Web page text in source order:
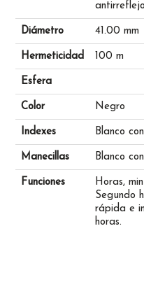
Diámetro 41.00 mm
Hermeticidad 100 m
Esfera
Color Negro
Indexes Blanco
Manecillas Blanco
Funciones
Horas,
Segundo
rápida e
horas.